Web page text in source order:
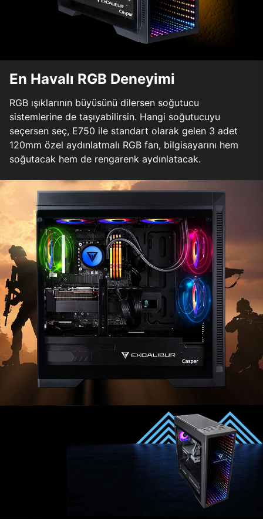
En Havalı RGB Deneyimi
RGB ışıklarının büyüsünü dilersen soğutucu
sistemlerine de taşıyabilirsin. Hangi soğutucuyu
seçersen seç, E750 ile standart olarak gelen 3 adet
120mm özel aydınlatmalı RGB fan, bilgisayarını hem
soğutacak hem de rengarenk aydınlatacak.